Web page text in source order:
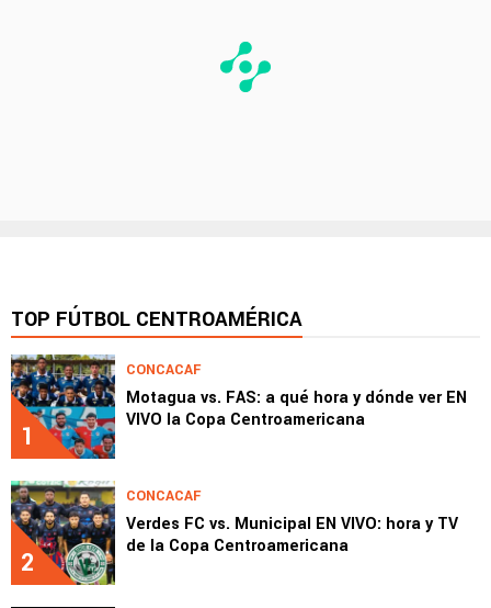
TOP FÚTBOL CENTROAMÉRICA
1
CONCACAF
Motagua vs. FAS: a qué hora y dónde ver EN
VIVO la Copa Centroamericana
2
CONCACAF
Verdes FC vs. Municipal EN VIVO: hora y TV
de la Copa Centroamericana